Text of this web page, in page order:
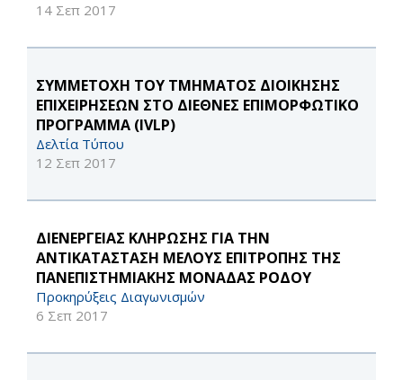
14 Σεπ 2017
ΣΥΜΜΕΤΟΧΗ ΤΟΥ ΤΜΗΜΑΤΟΣ ΔΙΟΙΚΗΣΗΣ
ΕΠΙΧΕΙΡΗΣΕΩΝ ΣΤΟ ΔΙΕΘΝΕΣ ΕΠΙΜΟΡΦΩΤΙΚΟ
ΠΡΟΓΡΑΜΜΑ (IVLP)
Δελτία Τύπου
12 Σεπ 2017
ΔΙΕΝΕΡΓΕΙΑΣ ΚΛΗΡΩΣΗΣ ΓΙΑ ΤΗΝ
ΑΝΤΙΚΑΤΑΣΤΑΣΗ ΜΕΛΟΥΣ ΕΠΙΤΡΟΠΗΣ ΤΗΣ
ΠΑΝΕΠΙΣΤΗΜΙΑΚΗΣ ΜΟΝΑΔΑΣ ΡΟΔΟΥ
Προκηρύξεις Διαγωνισμών
6 Σεπ 2017